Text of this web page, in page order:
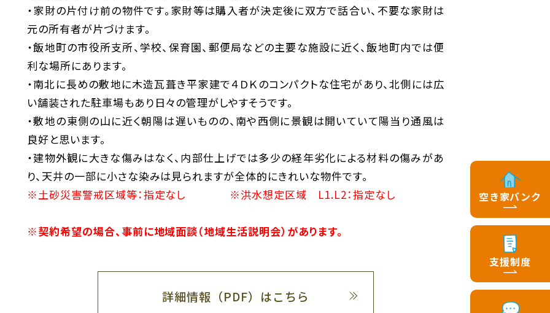
空き家バンク
支援制度
・家財の片付け前の物件です。家財等は購入者が決定後に双方で話合い、不要な家財は
元の所有者が片づけます。
・飯地町の市役所支所、学校、保育園、郵便局などの主要な施設に近く、飯地町内では便
利な場所にあります。
・南北に長めの敷地に木造瓦葺き平家建で４ＤＫのコンパクトな住宅があり、北側には広
い舗装された駐車場もあり日々の管理がしやすそうです。
・敷地の東側の山に近く朝陽は遅いものの、南や西側に景観は開いていて陽当り通風は
良好と思います。
・建物外観に大きな傷みはなく、内部仕上げでは多少の経年劣化による材料の傷みがあ
り、天井の一部に小さな染みは見られますが全体的にきれいな物件です。
※土砂災害警戒区域等：指定なし ※洪水想定区域 L1.L2：指定なし
※契約希望の場合、事前に地域面談（地域生活説明会）があります。
詳細情報（PDF）はこちら